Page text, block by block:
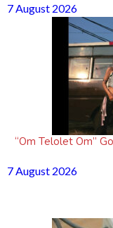
7 August 2026
“Om Telolet Om”
7 August 2026